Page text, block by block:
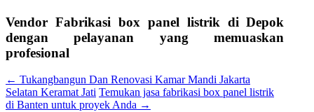
Vendor Fabrikasi box panel listrik di Depok
dengan pelayanan yang memuaskan
profesional
← Tukangbangun Dan Renovasi Kamar Mandi Jakarta
Selatan Keramat Jati Temukan jasa fabrikasi box panel listrik
di Banten untuk proyek Anda →